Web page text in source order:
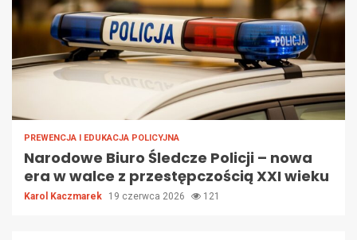
PREWENCJA I EDUKACJA POLICYJNA
Narodowe Biuro Śledcze Policji – nowa
era w walce z przestępczością XXI wieku
Karol Kaczmarek 19 czerwca 2026 121